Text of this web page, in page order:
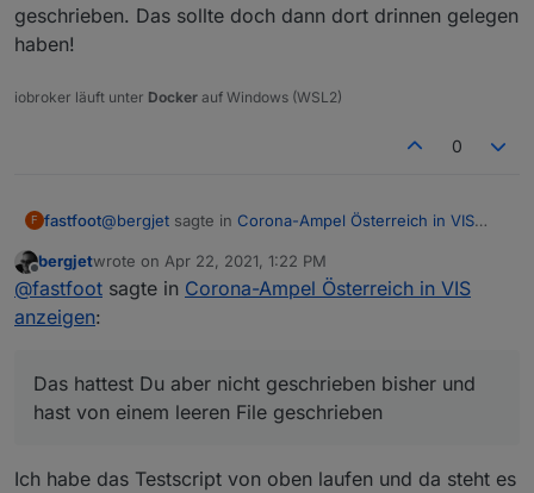
geschrieben. Das sollte doch dann dort drinnen gelegen
haben!
iobroker läuft unter Docker auf Windows (WSL2)
0
F fastfoot@bergjet sagte in Corona-Ampel Österreich in VIS
Es wird auch der Ordner "Downloads" nicht
leeren File geschrieben. Das sollte doch dann dort
drinnen gelegen haben!
Offline
bergjetwrote on Apr 22, 2021, 1:22 PM
last edited by
@fastfoot sagte in Corona-Ampel Österreich in VIS
anzeigen:
Das hattest Du aber nicht geschrieben bisher und
hast von einem leeren File geschrieben
Ich habe das Testscript von oben laufen und da steht es